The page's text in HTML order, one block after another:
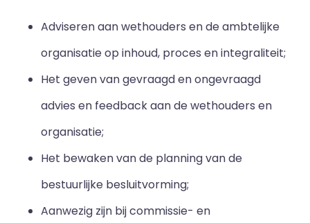
Adviseren aan wethouders en de ambtelijke
organisatie op inhoud, proces en integraliteit;
Het geven van gevraagd en ongevraagd
advies en feedback aan de wethouders en
organisatie;
Het bewaken van de planning van de
bestuurlijke besluitvorming;
Aanwezig zijn bij commissie- en